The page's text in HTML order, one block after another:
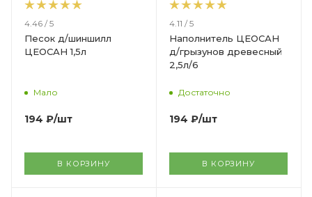
4.46 / 5
Песок д/шиншилл
ЦЕОСАН 1,5л
Мало
194 ₽/шт
В КОРЗИНУ
4.11 / 5
Наполнитель ЦЕОСАН
д/грызунов древесный
2,5л/6
Достаточно
194 ₽/шт
В КОРЗИНУ